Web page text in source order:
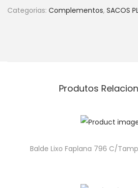
Categorias: Complementos, SACOS
Produtos
Balde Lixo Faplana 796 C/